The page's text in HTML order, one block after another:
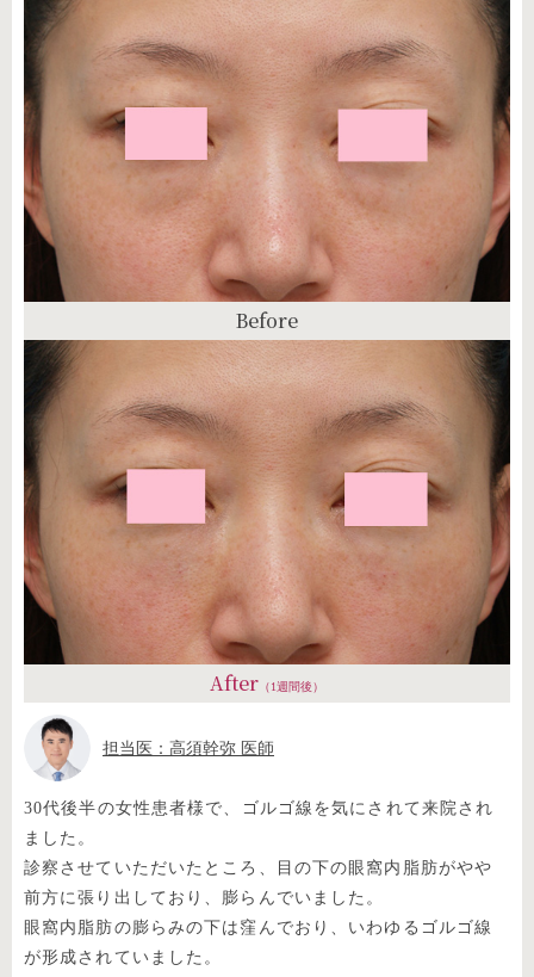
Before
After （1週間後）
担当医：高須幹弥 医師
30代後半の女性患者様で、ゴルゴ線を気にされて来院され
ました。
診察させていただいたところ、目の下の眼窩内脂肪がやや
前方に張り出しており、膨らんでいました。
眼窩内脂肪の膨らみの下は窪んでおり、いわゆるゴルゴ線
が形成されていました。